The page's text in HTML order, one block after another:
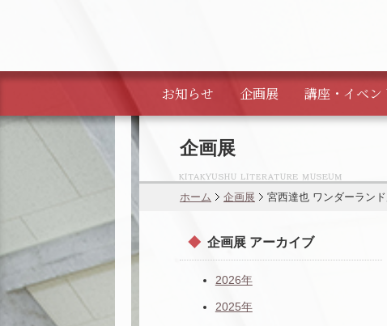
お知らせ 企画展 講座・ イベン
企画展
ホーム 企画展 宮西達也 ワンダーラン
企画展 アーカイブ
2026年
2025年